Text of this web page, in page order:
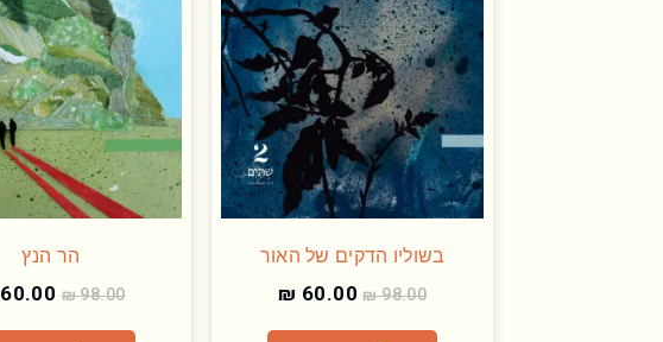
בשוליו הדקים של האור
₪98.00
₪ 60.00
הר הנץ
₪98.00
60.00